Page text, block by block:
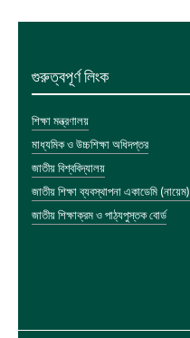
গুরুত্বপূর্ণ লিংক
শিক্ষা মন্ত্রণালয়
মাধ্যমিক ও উচ্চশিক্ষা অধিদপ্তর
জাতীয় বিশ্ববিদ্যালয়
জাতীয় শিক্ষা ব্যবস্থাপনা একাডেমি (নায়েম)
জাতীয় শিক্ষাক্রম ও পাঠ্যপুস্তক বোর্ড